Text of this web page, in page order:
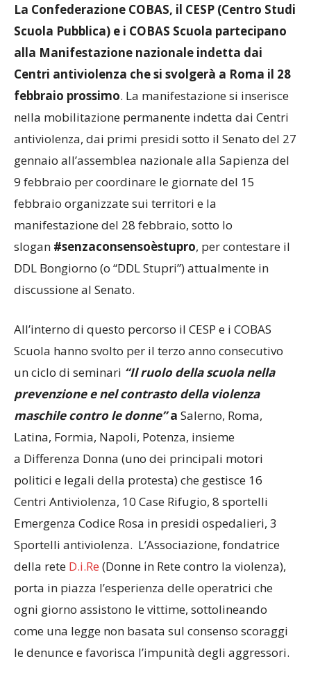
La Confederazione COBAS, il CESP (Centro Studi
Scuola Pubblica) e i COBAS Scuola partecipano
alla Manifestazione nazionale indetta dai
Centri antiviolenza che si svolgerà a Roma il 28
febbraio prossimo. La manifestazione si inserisce
nella mobilitazione permanente indetta dai Centri
antiviolenza, dai primi presidi sotto il Senato del 27
gennaio all’assemblea nazionale alla Sapienza del
9 febbraio per coordinare le giornate del 15
febbraio organizzate sui territori e la
manifestazione del 28 febbraio, sotto lo
slogan #senzaconsensoèstupro, per contestare il
DDL Bongiorno (o “DDL Stupri”) attualmente in
discussione al Senato.
All’interno di questo percorso il CESP e i COBAS
Scuola hanno svolto per il terzo anno consecutivo
un ciclo di seminari “Il ruolo della scuola nella
prevenzione e nel contrasto della violenza
maschile contro le donne”a Salerno, Roma,
Latina, Formia, Napoli, Potenza, insieme
a Differenza Donna (uno dei principali motori
politici e legali della protesta) che gestisce 16
Centri Antiviolenza, 10 Case Rifugio, 8 sportelli
Emergenza Codice Rosa in presidi ospedalieri, 3
Sportelli antiviolenza. L’Associazione, fondatrice
della rete D.i.Re (Donne in Rete contro la violenza),
porta in piazza l’esperienza delle operatrici che
ogni giorno assistono le vittime, sottolineando
come una legge non basata sul consenso scoraggi
le denunce e favorisca l’impunità degli aggressori.